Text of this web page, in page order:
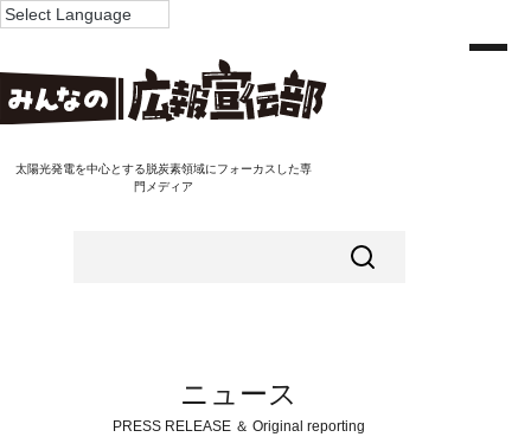
太陽光発電を中心とする脱炭素領域にフォーカスした専
門メディア
ニュース
PRESS RELEASE ＆ Original reporting